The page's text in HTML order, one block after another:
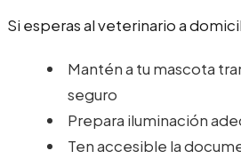
Si esperas al veterinario a
Mantén a tu mascota
seguro
Prepara iluminación
Ten accesible la